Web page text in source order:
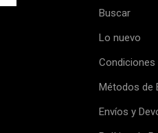
Buscar
Lo nuevo
Condiciones
Métodos de
Envíos y